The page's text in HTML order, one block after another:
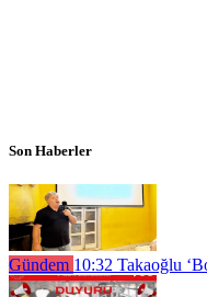
Son Haberler
Gündem 10:32 Takaoğlu